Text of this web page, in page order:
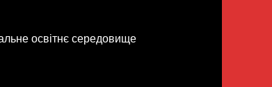
освітнє середовище